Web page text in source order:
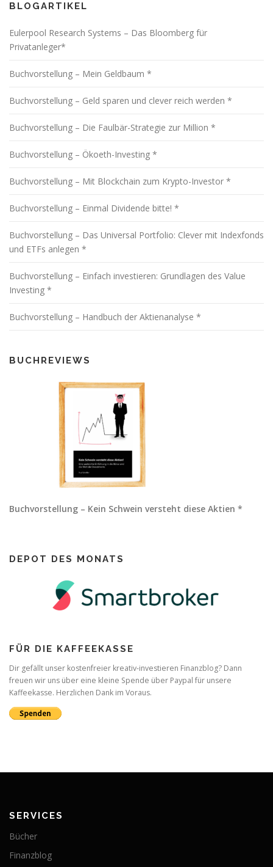
BLOGARTIKEL
Eulerpool Research Systems – Das Bloomberg für
Privatanleger*
Buchvorstellung – Mein Geldbaum *
Buchvorstellung – Geld sparen und clever reich werden *
Buchvorstellung – Die Faulbär-Strategie zur Million *
Buchvorstellung – Ökoeth-Investing *
Buchvorstellung – Mit Blockchain zum Krypto-Investor *
Buchvorstellung – Einmal Dividende bitte! *
Buchvorstellung – Das Universal Portfolio: Clever mit Indexfonds
und ETFs anlegen *
Buchvorstellung – Einfach investieren: Grundlagen des Value
Investing *
Buchvorstellung – Handbuch der Aktienanalyse *
BUCHREVIEWS
Buchvorstellung – Kein Schwein versteht diese Aktien *
DEPOT DES MONATS
FÜR DIE KAFFEEKASSE
Dir gefällt unser kostenfreier kreativ-investieren Finanzblog? Dann
freuen wir uns über eine kleine Spende über Paypal für unsere
Kaffeekasse. Herzlichen Dank im Voraus.
SERVICES
Bücher
Finanzblog